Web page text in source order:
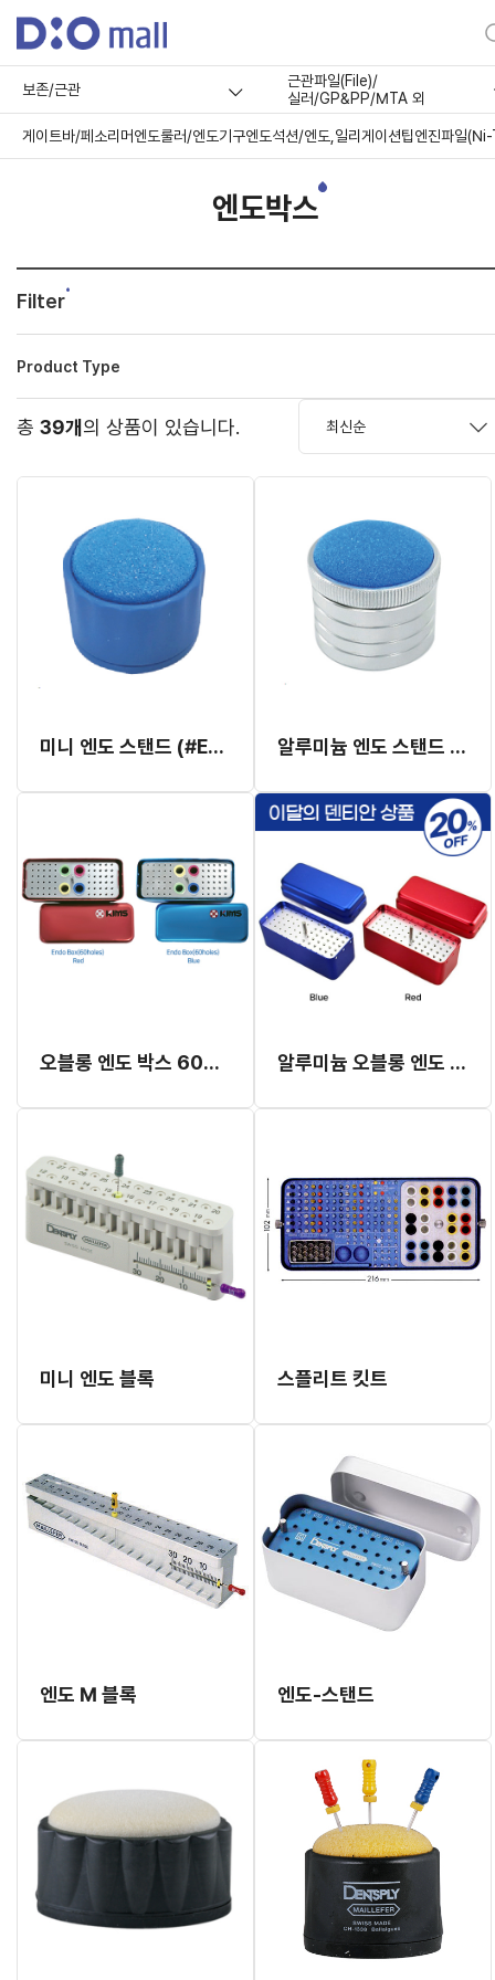
보존/근관
근관파일(File)/
실러/GP&PP/MTA 외
게이트바/페소리머엔도룰러/엔도기구엔도석션/엔도,일리게이션팁엔진파일
엔도박스
Filter
Product Type
총 39개의 상품이 있습니다.
미니 엔도 스탠드 (#ED10) 알루미늄 엔도 스탠드 (#EDA10)
오블롱 엔도 박스 60홀 (Bur 30홀/파일 30홀) 알루미늄 오블롱 엔도 박스 72홀(#Z002)
미니 엔도 블록 스플리트 킷트
엔도 M 블록 엔도-스탠드